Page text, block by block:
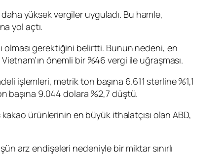
yüksek vergiler uyguladı. Bu hamle,
yol açtı.
olması gerektiğini belirtti. Bunun nedeni, en
önemli bir %46 vergi ile uğraşması.
işlemleri, metrik ton başına 6.611 sterline %1,1
başına 9.044 dolara %2,7 düştü.
ürünlerinin en büyük ithalatçısı olan ABD,
arz endişeleri nedeniyle bir miktar sınırlı